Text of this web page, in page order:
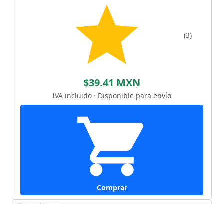
(3)
$39.41 MXN
IVA incluido · Disponible para envío
Comprar